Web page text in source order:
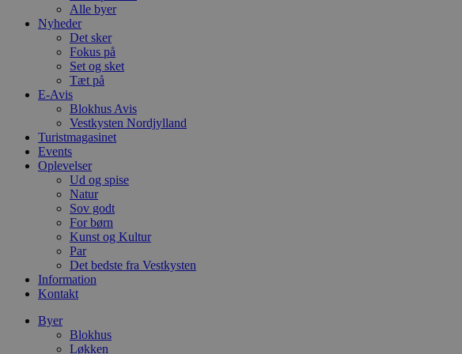
Alle byer
Nyheder
Det sker
Fokus på
Set og sket
Tæt på
E-Avis
Blokhus Avis
Vestkysten Nordjylland
Turistmagasinet
Events
Oplevelser
Ud og spise
Natur
Sov godt
For børn
Kunst og Kultur
Par
Det bedste fra Vestkysten
Information
Kontakt
Byer
Blokhus
Løkken